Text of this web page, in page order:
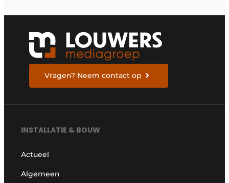
Vragen? Neem contact op
INSTALLATIE & BOUW
Actueel
Algemeen